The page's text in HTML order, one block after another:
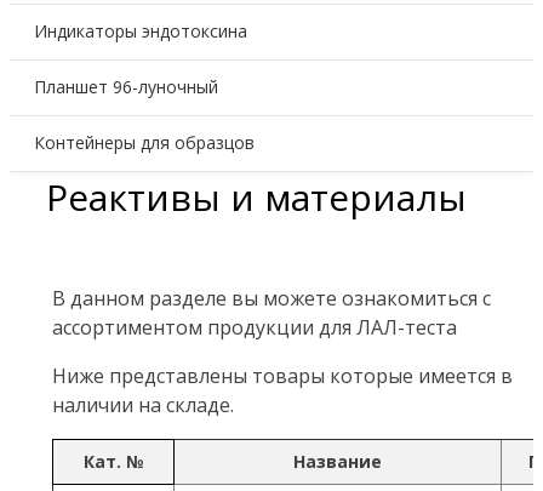
Индикаторы эндотоксина
Планшет 96-луночный
Контейнеры для образцов
Реактивы и материалы
В данном разделе вы можете ознакомиться с
ассортиментом продукции для ЛАЛ-теста
Ниже представлены товары которые имеется в
наличии на складе.
Кат. № Название